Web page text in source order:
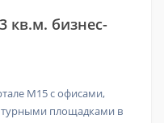
кв.м. бизнес-
M15 с офисами,
площадками в